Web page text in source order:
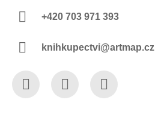
+420 703 971 393
knihkupectvi@artmap.cz